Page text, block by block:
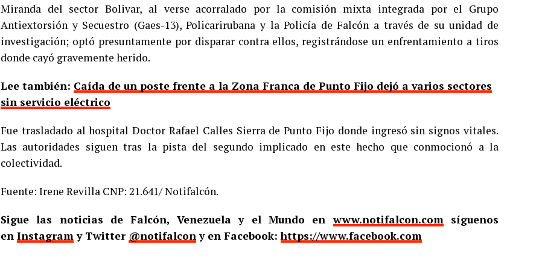
Miranda del sector Bolivar, al verse acorralado por la comisión mixta integrada por el Grupo
Antiextorsión y Secuestro (Gaes-13), Policarirubana y la Policía de Falcón a través de su unidad de
investigación; optó presuntamente por disparar contra ellos, registrándose un enfrentamiento a tiros
donde cayó gravemente herido.
Lee también: Caída de un poste frente a la Zona Franca de Punto Fijo dejó a varios sectores
sin servicio eléctrico
Fue trasladado al hospital Doctor Rafael Calles Sierra de Punto Fijo donde ingresó sin signos vitales.
Las autoridades siguen tras la pista del segundo implicado en este hecho que conmocionó a la
colectividad.
Fuente: Irene Revilla CNP: 21.641/ Notifalcón.
Sigue las noticias de Falcón, Venezuela y el Mundo enwww.notifalcon.comsíguenos
en Instagramy Twitter @notifalcony en Facebook:https://www.facebook.com